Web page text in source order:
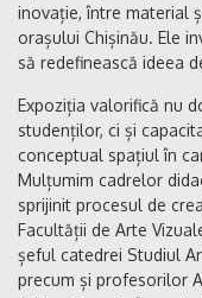
inovație, între material
orașului Chișinău. Ele
să redefinească ideea
Expoziția valorifică nu
studenților, ci și
conceptual spațiul în
Mulțumim cadrelor
sprijinit procesul de
Facultății de Arte
șeful catedrei Studiul
precum și profesorilor